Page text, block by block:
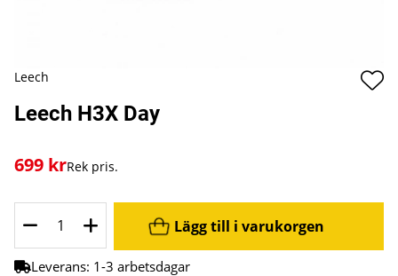
Leech
Leech H3X Day
699 krRek pris.
Lägg till i varukorgen
Leverans: 1-3 arbetsdagar